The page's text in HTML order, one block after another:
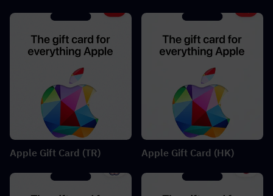
Apple Gift Card (TR) Apple Gift Card (HK)